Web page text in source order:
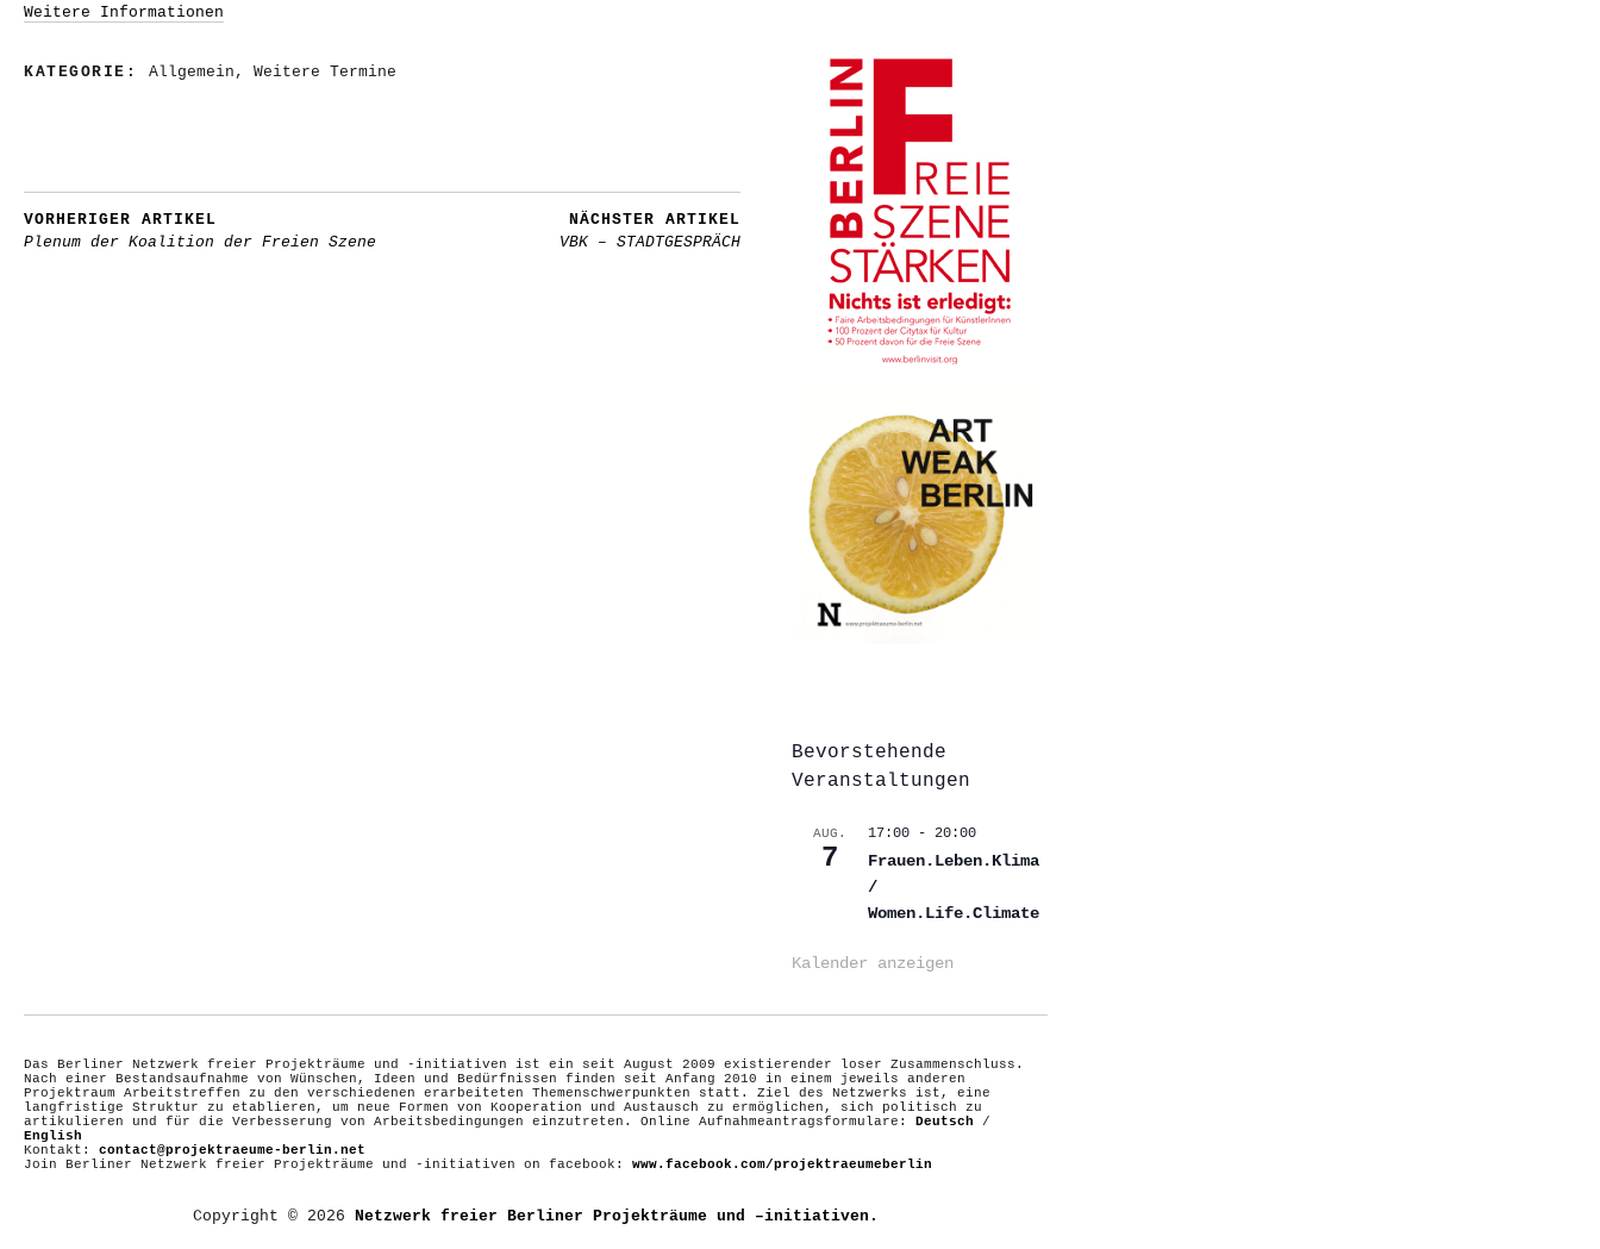
Weitere Informationen
KATEGORIE: Allgemein , Weitere Termine
VORHERIGER ARTIKEL
Plenum der Koalition der Freien Szene
NÄCHSTER ARTIKEL
VBK – STADTGESPRÄCH
Bevorstehende
Veranstaltungen
AUG.
7
17:00 - 20:00
Frauen.Leben.Klima
/
Women.Life.Climate
Kalender anzeigen
Das Berliner Netzwerk freier Projekträume und -initiativen ist ein seit August 2009 existierender loser Zusammenschluss.
Nach einer Bestandsaufnahme von Wünschen, Ideen und Bedürfnissen finden seit Anfang 2010 in einem jeweils anderen
Projektraum Arbeitstreffen zu den verschiedenen erarbeiteten Themenschwerpunkten statt. Ziel des Netzwerks ist, eine
langfristige Struktur zu etablieren, um neue Formen von Kooperation und Austausch zu ermöglichen, sich politisch zu
artikulieren und für die Verbesserung von Arbeitsbedingungen einzutreten. Online Aufnahmeantragsformulare: Deutsch /
English
Kontakt: contact@projektraeume-berlin.net
Join Berliner Netzwerk freier Projekträume und -initiativen on facebook: www.facebook.com/projektraeumeberlin
Copyright © 2026 Netzwerk freier Berliner Projekträume und –initiativen.